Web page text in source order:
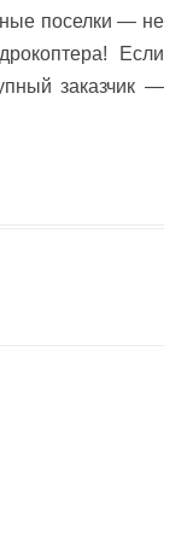
поселки — не
Если
заказчик —